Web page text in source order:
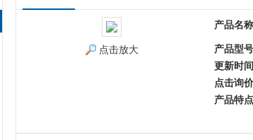
点击放大
产品名称
产品型号
更新时间
点击询价
产品特点